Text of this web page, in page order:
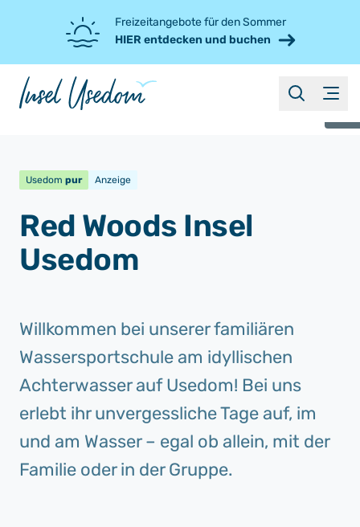
Freizeitangebote für den Sommer
HIER entdecken und buchen
Menü
suchen
Red Woods Insel
Usedom
Usedom pur Anzeige
Willkommen bei unserer familiären
Wassersportschule am idyllischen
Achterwasser auf Usedom! Bei uns
erlebt ihr unvergessliche Tage auf, im
und am Wasser – egal ob allein, mit der
Familie oder in der Gruppe.